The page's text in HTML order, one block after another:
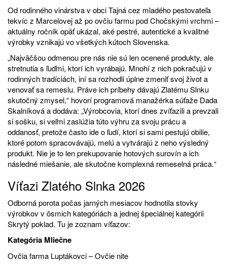
Od rodinného vinárstva v obci Tajná cez mladého pestovateľa
tekvíc z Marcelovej až po ovčiu farmu pod Chočskými vrchmi –
aktuálny ročník opäť ukázal, aké pestré, autentické a kvalitné
výrobky vznikajú vo všetkých kútoch Slovenska.
„Najväčšou odmenou pre nás nie sú len ocenené produkty, ale
stretnutia s ľuďmi, ktorí ich vyrábajú. Mnohí z nich pokračujú v
rodinných tradíciách, iní sa rozhodli úplne zmeniť svoj život a
venovať sa remeslu. Práve ich príbehy dávajú Zlatému Slnku
skutočný zmysel,“ hovorí programová manažérka súťaže Dada
Skalníková a dodáva: „Výrobcovia, ktorí dnes zvíťazili a prevzali
si sošku, si veľmi zaslúžia túto výhru za svoju prácu a
oddanosť, pretože často ide o ľudí, ktorí si sami pestujú obilie,
ktoré potom spracovávajú, melú a vytvárajú z neho výsledný
produkt. Nie je to len prekupovanie hotových surovín a ich
následné miešanie, ale skutočne komplexná remeselná práca.“
Víťazi Zlatého Slnka 2026
Odborná porota počas jarných mesiacov hodnotila stovky
výrobkov v ôsmich kategóriách a jednej špeciálnej kategórii
Skrytý poklad. Tu je zoznam víťazov:
Kategória Mliečne
Ovčia farma Luptákovci – Ovčie nite